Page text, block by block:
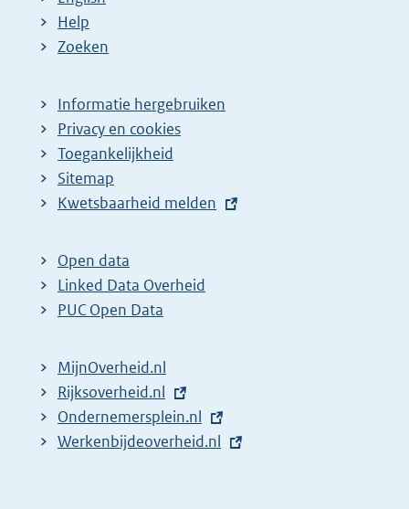
Help
Zoeken
Informatie hergebruiken
Privacy en cookies
Toegankelijkheid
Sitemap
E
t
e
r
l
i
n
k
Kwetsbaarheid melden
Open data
Linked Data Overheid
PUC Open Data
MijnOverheid.nl
E
x
t
Rijksoverheid.nl
E
x
Ondernemersplein.nl
E
Werkenbijdeoverheid.nl